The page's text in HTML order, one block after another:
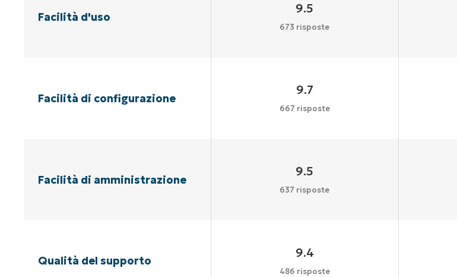
Facilità d'uso
9.5
673 risposte
Facilità di configurazione
9.7
667 risposte
Facilità di amministrazione
9.5
637 risposte
Qualità del supporto
9.4
486 risposte